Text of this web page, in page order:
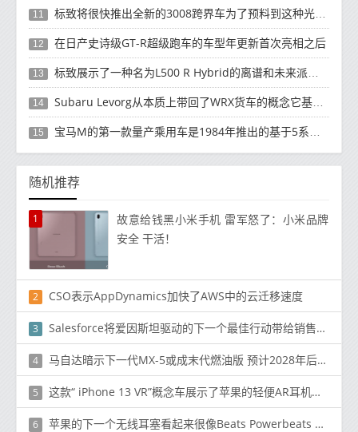
11 标致将很快推出全新的3008跨界车为了预料到这种光线不足的图像已经发布
12 在日产史诗级GT-R超级跑车的车型年更新首次亮相之后
13 标致展示了一种名为L500 R Hybrid的离谱和未来派概念
14 Subaru Levorg从本质上带回了WRX货车的概念它基于相同的平台
15 宝马M的第一款量产乘用车是1984年推出的基于5系的M5
随机推荐
1
故意给钱黑小米手机 雷军怒了：小米品牌
安全 干活！
2 CSO表示AppDynamics加快了AWS中的云迁移速度
3 Salesforce将爱因斯坦驱动的下一个最佳行动带给销售代理商
4 马自达暗示下一代MX-5或成末代燃油版 预计2028年后推出
5 这款“ iPhone 13 VR”概念车展示了苹果的轻便AR耳机和带有四摄像头，后备副显示屏的旗舰手机
6 苹果的下一个无线耳塞看起来很像Beats Powerbeats Pro